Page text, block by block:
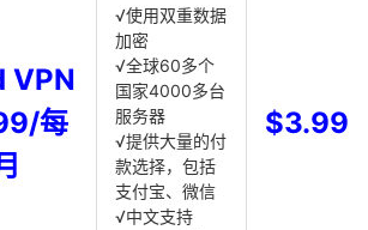
VPN
每
√使用双重数据
加密
√全球60多个
国家4000多台
服务器
√提供大量的付
款选择，包括
支付宝、微信
√中文支持
$3.99